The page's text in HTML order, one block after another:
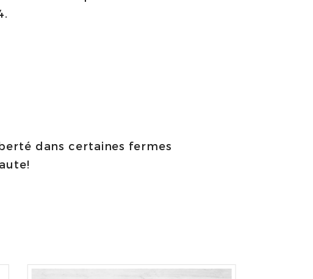
dans certaines fermes